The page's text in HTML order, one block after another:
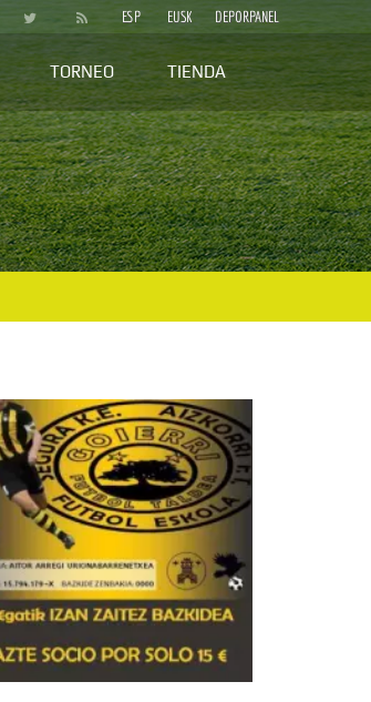
ESP EUSK DEPORPANEL
TORNEO TIENDA